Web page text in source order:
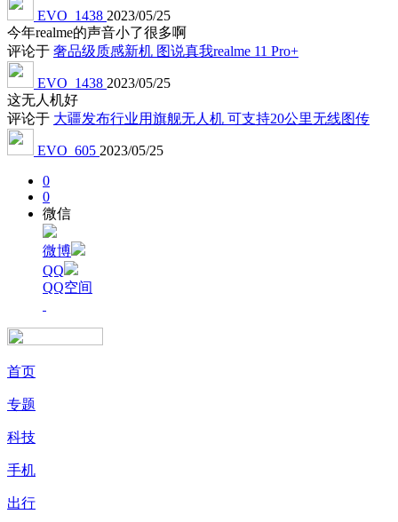
EVO_1438 2023/05/25
今年realme的声音小了很多啊
评论于 奢品级质感新机 图说真我realme 11 Pro+
EVO_1438 2023/05/25
这无人机好
评论于 大疆发布行业用旗舰无人机 可支持20公里无线图传
EVO_605 2023/05/25
0
0
微信
微博
QQ
QQ空间
首页
专题
科技
手机
出行